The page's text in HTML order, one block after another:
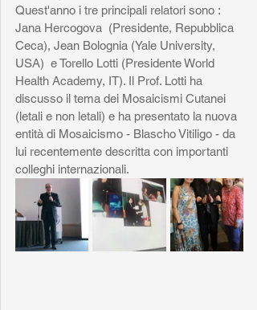
Quest'anno i tre principali relatori sono :
Jana Hercogova  (Presidente, Repubblica
Ceca), Jean Bolognia (Yale University,
USA)  e Torello Lotti (Presidente World
Health Academy, IT). Il Prof. Lotti ha
discusso il tema dei Mosaicismi Cutanei
(letali e non letali) e ha presentato la nuova
entità di Mosaicismo - Blascho Vitiligo - da
lui recentemente descritta con importanti
colleghi internazionali.